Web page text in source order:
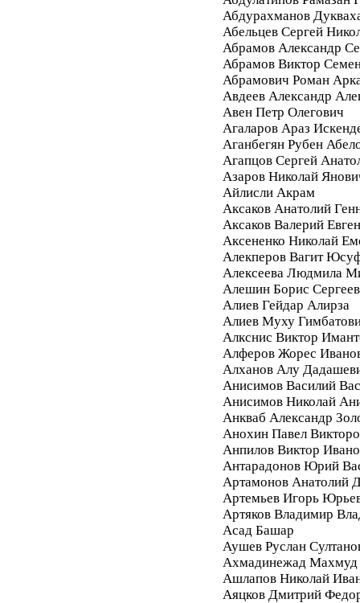
Абдурахманов
Абельцев Сергей
Абрамов Александр
Абрамов Виктор
Абрамович Роман
Авдеев Александр
Авен Петр Олегович
Агаларов Араз
Аганбегян Рубен
Агапцов Сергей
Азаров Николай
Айлисли Акрам
Аксаков Анатолий
Аксаков Валерий
Аксененко Николай
Алекперов Вагит
Алексеева Людмила
Алешин Борис
Алиев Гейдар Алирза
Алиев Муху
Алкснис Виктор
Алферов Жорес
Алханов Алу
Анисимов Василий
Анисимов Николай
Анкваб Александр
Анохин Павел
Анпилов Виктор
Антарадонов Юрий
Артамонов Анатолий
Артемьев Игорь
Артяков Владимир
Асад Башар
Аушев Руслан
Ахмадинежад Махмуд
Ашлапов Николай
Аяцков Дмитрий